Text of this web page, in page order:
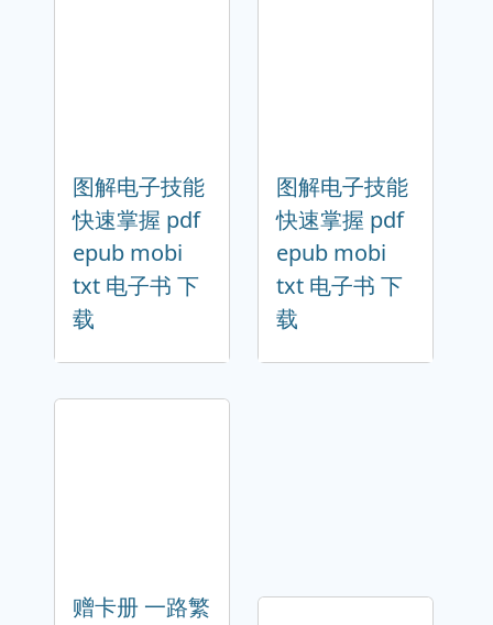
图解电子技能
快速掌握 pdf
epub mobi
txt 电子书 下
载
图解电子技能
快速掌握 pdf
epub mobi
txt 电子书 下
载
赠卡册 一路繁